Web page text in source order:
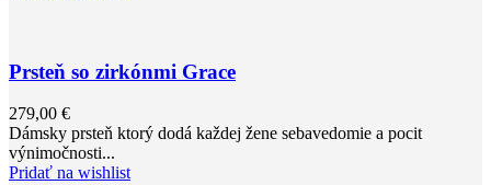
Prsteň so zirkónmi Grace
279,00 €
Dámsky prsteň ktorý dodá každej žene sebavedomie a pocit
výnimočnosti...
Pridať na wishlist